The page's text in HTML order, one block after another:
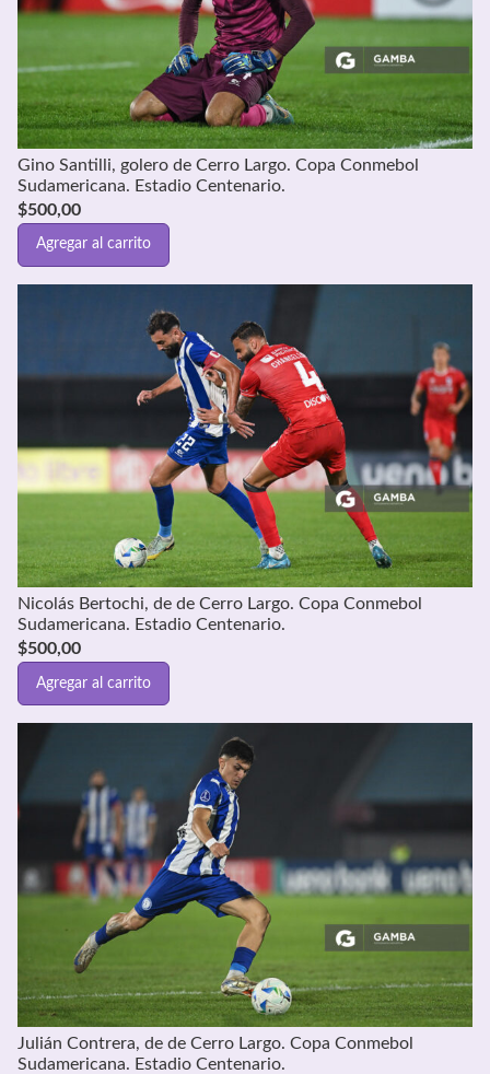
Gino Santilli, golero de Cerro Largo. Copa Conmebol
Sudamericana. Estadio Centenario.
$500,00
Agregar al carrito
Nicolás Bertochi, de de Cerro Largo. Copa Conmebol
Sudamericana. Estadio Centenario.
$500,00
Agregar al carrito
Julián Contrera, de de Cerro Largo. Copa Conmebol
Sudamericana. Estadio Centenario.